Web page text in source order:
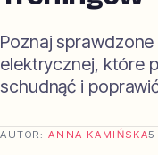
Poznaj
elektrycznej, które
schudnąć i
AUTOR:ANNA KAMIŃSKA5